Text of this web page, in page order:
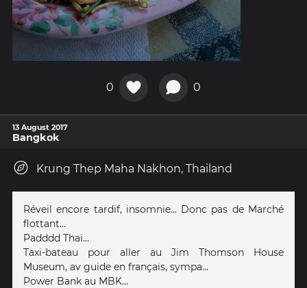
0 0
13 August 2017
Bangkok
Krung Thep Maha Nakhon, Thailand
Réveil encore tardif, insomnie... Donc pas de Marché
flottant...
Padddd Thai...
Taxi-bateau pour aller au Jim Thomson House
Museum, av guide en français, sympa...
Power Bank au MBK...